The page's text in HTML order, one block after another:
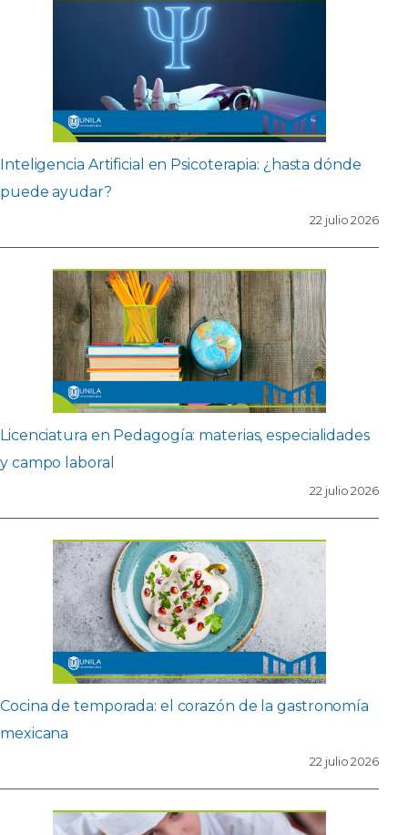
Inteligencia Artificial en Psicoterapia: ¿hasta dónde
puede ayudar?
22 julio 2026
Licenciatura en Pedagogía: materias, especialidades
y campo laboral
22 julio 2026
Cocina de temporada: el corazón de la gastronomía
mexicana
22 julio 2026